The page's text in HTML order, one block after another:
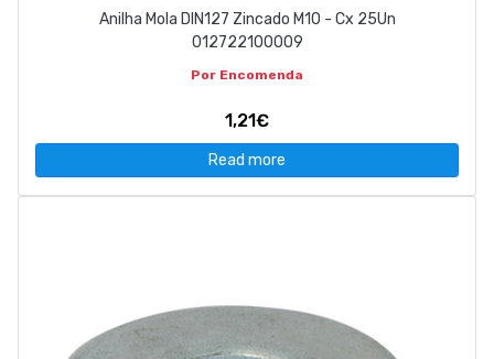
Anilha Mola DIN127 Zincado M10 - Cx 25Un
012722100009
Por Encomenda
1,21€
Read more